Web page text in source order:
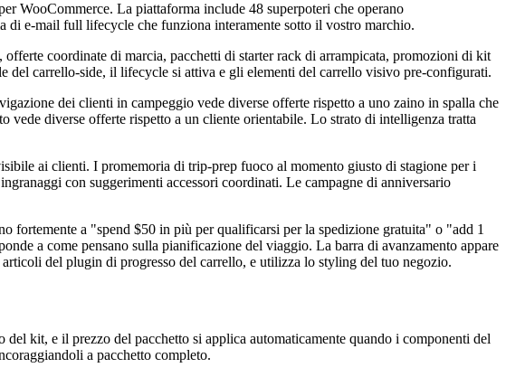
WooCommerce. La piattaforma include 48 superpoteri che operano
di e-mail full lifecycle che funziona interamente sotto il vostro marchio.
coordinate di marcia, pacchetti di starter rack di arrampicata, promozioni di kit
del carrello-side, il lifecycle si attiva e gli elementi del carrello visivo pre-configurati.
dei clienti in campeggio vede diverse offerte rispetto a uno zaino in spalla che
diverse offerte rispetto a un cliente orientabile. Lo strato di intelligenza tratta
ai clienti. I promemoria di trip-prep fuoco al momento giusto di stagione per i
con suggerimenti accessori coordinati. Le campagne di anniversario
fortemente a "spend $50 in più per qualificarsi per la spedizione gratuita" o "add 1
a come pensano sulla pianificazione del viaggio. La barra di avanzamento appare
del plugin di progresso del carrello, e utilizza lo styling del tuo negozio.
kit, e il prezzo del pacchetto si applica automaticamente quando i componenti del
a pacchetto completo.